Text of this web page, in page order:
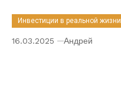
Инвестиции в реальной жизни
16.03.2025 Андрей